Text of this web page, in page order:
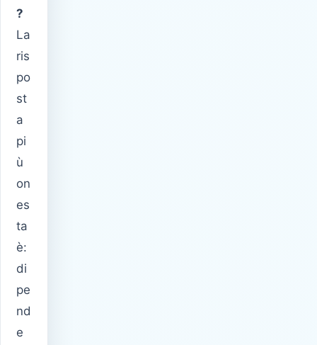
?
La
ris
po
st
a
pi
ù
on
es
ta
è:
di
pe
nd
e